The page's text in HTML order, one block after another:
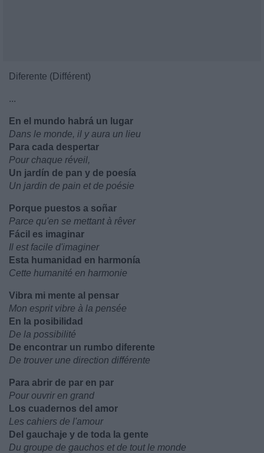
Diferente (Différent)
...
En el mundo habrá un lugar
Dans le monde, il y aura un lieu
Para cada despertar
Pour chaque réveil,
Un jardín de pan y de poesía
Un jardin de pain et de poésie
Porque puestos a soñar
Parce qu'en se mettant à rêver
Fácil es imaginar
Il est facile d'imaginer
Esta humanidad en harmonía
Cette humanité en harmonie
Vibra mi mente al pensar
Mon esprit vibre à la pensée
En la posibilidad
De la possibilité
De encontrar un rumbo diferente
De trouver une direction différente
Para abrir de par en par
Pour ouvrir en grand
Los cuadernos del amor
Les cahiers de l'amour
Del gauchaje y de toda la gente
Du groupe de gauchos et de tout le monde